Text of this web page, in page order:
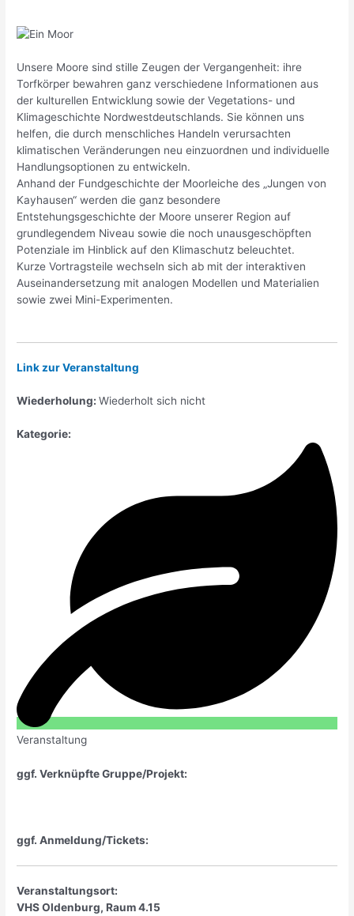
Unsere Moore sind stille Zeugen der Vergangenheit: ihre
Torfkörper bewahren ganz verschiedene Informationen aus
der kulturellen Entwicklung sowie der Vegetations- und
Klimageschichte Nordwestdeutschlands. Sie können uns
helfen, die durch menschliches Handeln verursachten
klimatischen Veränderungen neu einzuordnen und individuelle
Handlungsoptionen zu entwickeln.
Anhand der Fundgeschichte der Moorleiche des „Jungen von
Kayhausen“ werden die ganz besondere
Entstehungsgeschichte der Moore unserer Region auf
grundlegendem Niveau sowie die noch unausgeschöpften
Potenziale im Hinblick auf den Klimaschutz beleuchtet.
Kurze Vortragsteile wechseln sich ab mit der interaktiven
Auseinandersetzung mit analogen Modellen und Materialien
sowie zwei Mini-Experimenten.
Link zur Veranstaltung
Wiederholung:Wiederholt sich nicht
Kategorie:
Veranstaltung
ggf. Verknüpfte Gruppe/Projekt:
ggf. Anmeldung/Tickets:
Veranstaltungsort:
VHS Oldenburg, Raum 4.15